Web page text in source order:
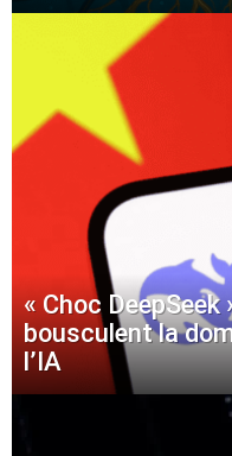
« Choc
bousculent la
l’IA